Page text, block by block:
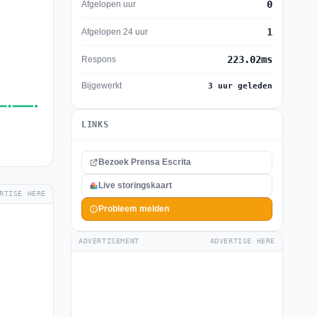
HERE
Afgelopen uur 0
Afgelopen 24 uur 1
Respons 223.02ms
Bijgewerkt 3 uur geleden
LINKS
Bezoek Prensa Escrita
Live storingskaart
Probleem melden
ADVERTISEMENT ADVERTISE HERE